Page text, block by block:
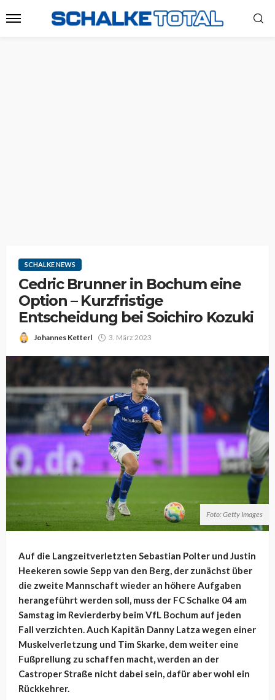
SCHALKE NEWS
Cedric Brunner in Bochum eine
Option – Kurzfristige
Entscheidung bei Soichiro Kozuki
Johannes Ketterl 3. März 2023
Foto: Getty Images
Auf die Langzeitverletzten Sebastian Polter und Justin
Heekeren sowie Sepp van den Berg, der zunächst über
die zweite Mannschaft wieder an höhere Aufgaben
herangeführt werden soll, muss der FC Schalke 04 am
Samstag im Revierderby beim VfL Bochum auf jeden
Fall verzichten. Auch Kapitän Danny Latza wegen einer
Muskelverletzung und Tim Skarke, dem weiter eine
Fußprellung zu schaffen macht, werden an der
Castroper Straße nicht dabei sein, dafür aber wohl ein
Rückkehrer.